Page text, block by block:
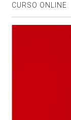
CURSO ONLINE